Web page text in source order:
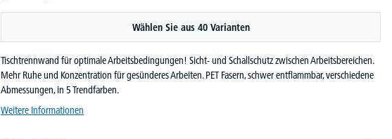
Wählen Sie aus 40 Varianten
Tischtrennwand für optimale Arbeitsbedingungen! Sicht- und Schallschutz zwischen Arbeitsbereichen.
Mehr Ruhe und Konzentration für gesünderes Arbeiten. PET Fasern, schwer entflammbar, verschiedene
Abmessungen, in 5 Trendfarben.
Weitere Informationen